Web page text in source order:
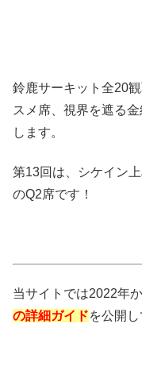
鈴鹿サーキット全20
スメ席、視界を遮る
します。
第13回は、シケイン
のQ2席です！
当サイトでは2022年か
の詳細ガイドを公開し